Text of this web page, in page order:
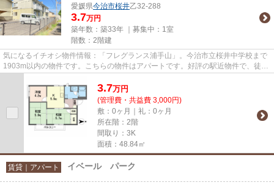
愛媛県今治市桜井乙32-288
3.7万円
築年数：築33年 ｜募集中： 1室
階数：2階建
気になるイチオシ物件情報：「フレグランス浦手山」。今治市立桜井中学校まで
1903m以内の物件です。こちらの物件はアパートです。好評の駅近物件で、徒歩
3.7万円
(管理費・共益費 3,000円)
敷：0ヶ月｜礼：0ヶ月
所在階：2階
間取り：3K
面積：48.84㎡
賃貸｜アパート イベール パーク